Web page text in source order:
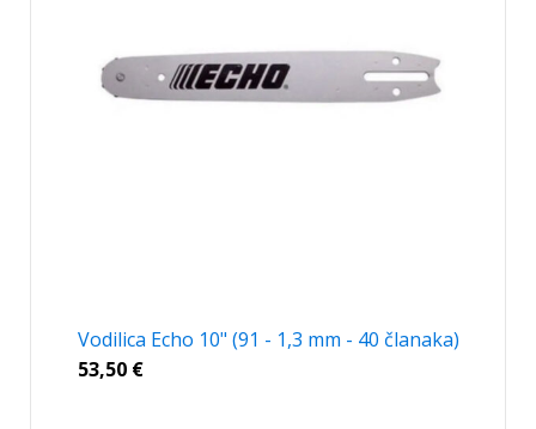
Vodilica Echo 10" (91 - 1,3 mm - 40 članaka)
53,50 €